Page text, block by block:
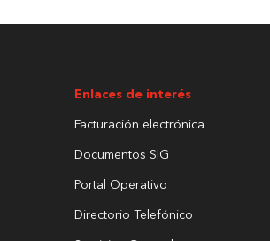
Enlaces de interés
Facturación electrónica
Documentos SIG
Portal Operativo
Directorio Telefónico